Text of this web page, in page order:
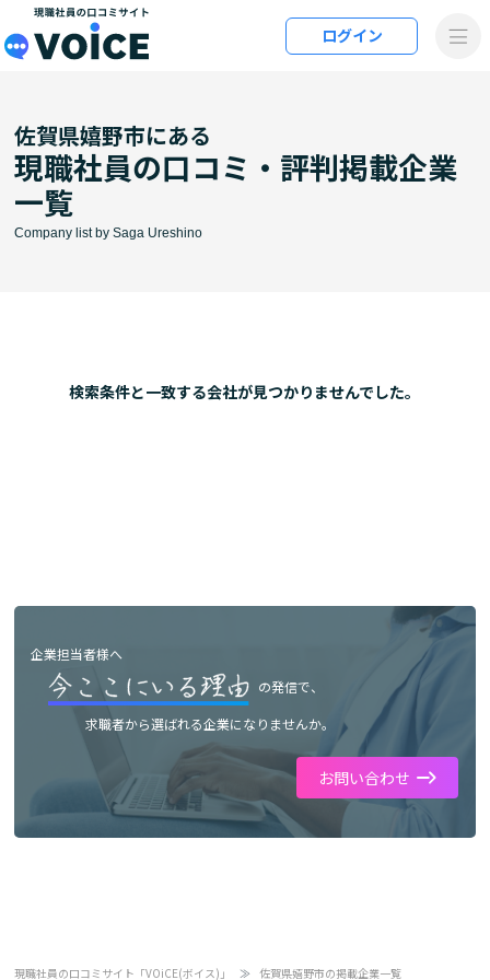
メインコンテンツにスキップ
ログイン
佐賀県嬉野市にある
現職社員の口コミ・評判掲載企業
一覧
Company list by Saga Ureshino
検索条件と⼀致する会社が⾒つかりませんでした。
企業担当者様へ
の発信で、
求職者から選ばれる企業になりませんか。
お問い合わせ
現職社員の口コミサイト「VOiCE(ボイス)」 佐賀県嬉野市の掲載企業一覧